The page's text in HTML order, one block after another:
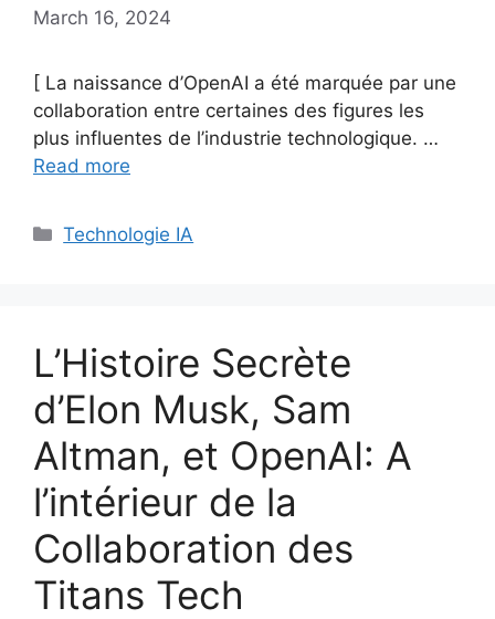
March 16, 2024
[ La naissance d’OpenAI a été marquée par une
collaboration entre certaines des figures les
plus influentes de l’industrie technologique. …
Read more
Categories
Technologie IA
L’Histoire Secrète
d’Elon Musk, Sam
Altman, et OpenAI: A
l’intérieur de la
Collaboration des
Titans Tech